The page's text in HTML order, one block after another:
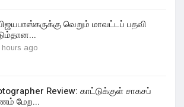
வெறும் மாவட்டப் பதவி
hours ago
Review: காட்டுக்குள் சாகசப்
மேற...